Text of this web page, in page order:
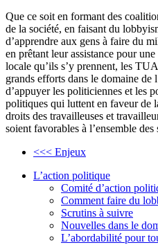
Que ce soit en formant des
de la société, en faisant du
d’apprendre aux gens à faire du
en prêtant leur assistance pour
locale qu’ils s’y prennent, les
grands efforts dans le domaine de
d’appuyer les politiciennes et les
politiques qui luttent en faveur de
droits des travailleuses et
soient favorables à l’ensemble des
<<< Enjeux
L’action politique
Comité d’action
Comment faire du
Scrutins à suivre
Nouvelles dans le
L’abordabilité pour